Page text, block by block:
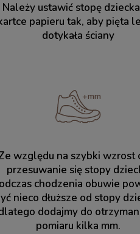
Należy ustawić stopę
papieru tak, aby pięta
dotykała ściany
względu na szybki wzrost
przesuwanie się stopy
chodzenia obuwie
nieco dłuższe od stopy
dodajmy do
pomiaru kilka mm.